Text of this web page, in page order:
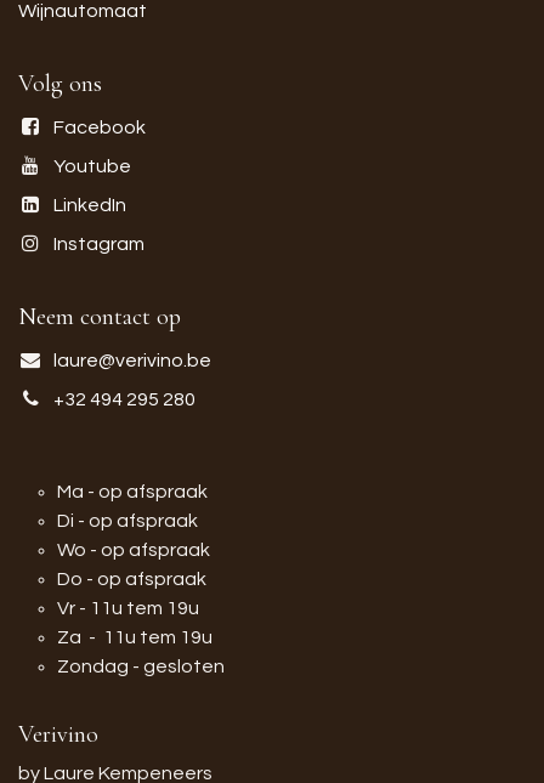
Wijnautomaat
Volg ons
Facebook
Youtube
LinkedIn
Instagram
Neem contact op
laure@verivino.be
+32 494 295 280
Ma - op afspraak
Di - op afspraak
Wo - op afspraak
Do - op afspraak
Vr - 11u tem 19u
Za - 11u tem 19u
Zondag - gesloten
Verivino
by Laure Kempeneers